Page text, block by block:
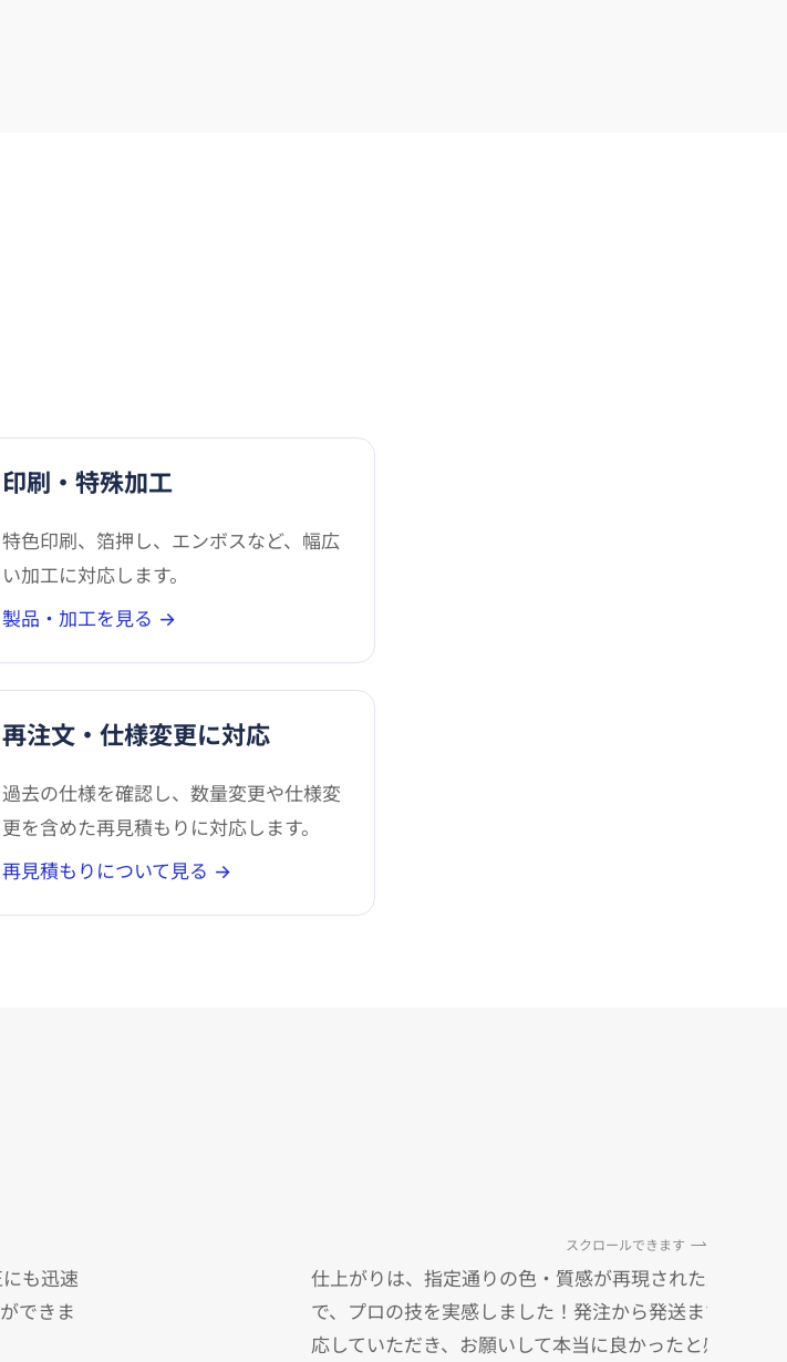
印刷・特殊加工
特色印刷、箔押し、エンボスなど、幅広
い加工に対応します。
製品・加工を見る →
再注文・仕様変更に対応
過去の仕様を確認し、数量変更や仕様変
更を含めた再見積もりに対応します。
再見積もりについて見る →
スクロールできます
も迅速
できま
仕上がりは、指定通りの色・質感が再現された完璧な状
で、プロの技を実感しました！発注から発送まで丁寧に
応していただき、お願いして本当に良かったと感じてい